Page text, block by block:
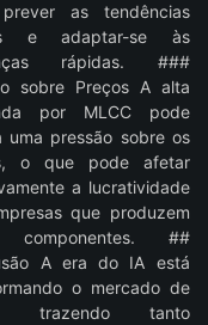
as tendências
e adaptar-se às
rápidas. ###
sobre Preços A alta
por MLCC pode
uma pressão sobre os
o que pode afetar
a lucratividade
que produzem
componentes. ##
A era do IA está
o mercado de
trazendo tanto